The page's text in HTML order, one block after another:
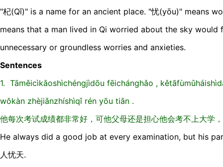
"杞(Qǐ)" is a name for an ancient place. "忧(yōu)" means
means that a man lived in Qi worried about the sky would
unnecessary or groundless worries and anxieties.
Sentences
1. Tāměicìkǎoshìchénɡjìdōu fēichánɡhǎo ,
wǒkàn zhèjiǎnzhíshìqǐ rén yōu tiān .
他每次考试成绩都非常好，可他父母还是担心他会考不上大学
He always did a good job at every examination, but his
人忧天.